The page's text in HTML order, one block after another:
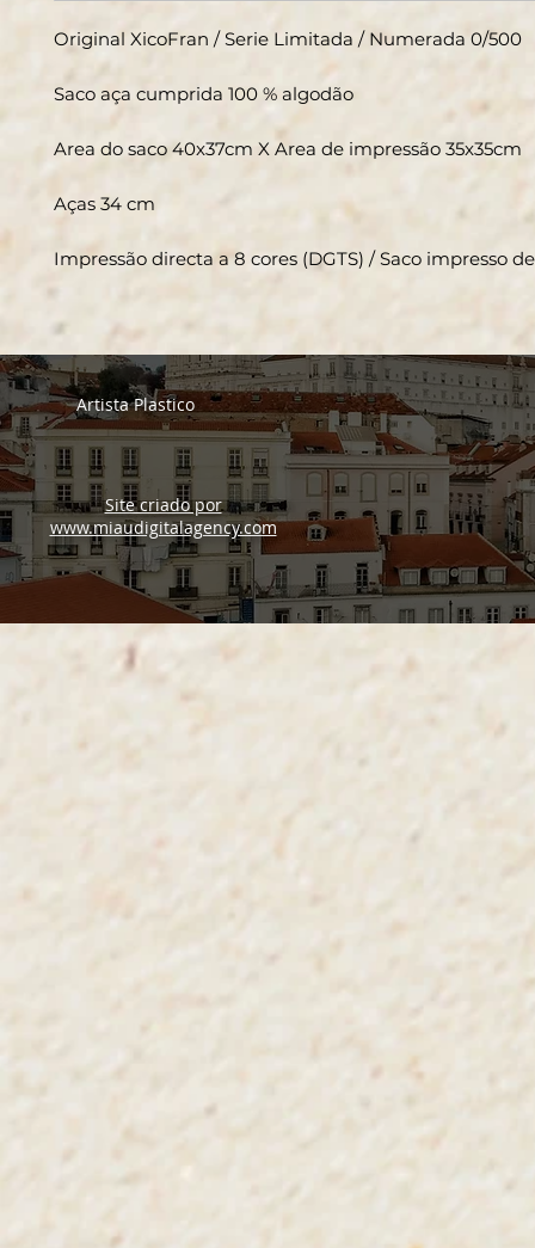
Original XicoFran / Serie Limitada / Numerada 0/500
Saco aça cumprida 100 % algodão
Area do saco 40x37cm X Area de impressão 35x35cm
Aças 34 cm
Impressão directa a 8 cores (DGTS) / Saco impresso
Artista Plastico
Site criado por
www.miaudigitalagency.com